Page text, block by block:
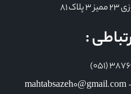
81
: